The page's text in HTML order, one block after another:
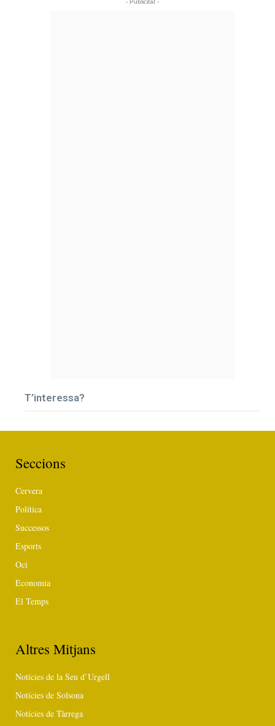
- Publicitat -
T’interessa?
Seccions
Cervera
Política
Successos
Esports
Oci
Economia
El Temps
Altres Mitjans
Notícies de la Seu d’Urgell
Notícies de Solsona
Notícies de Tàrrega